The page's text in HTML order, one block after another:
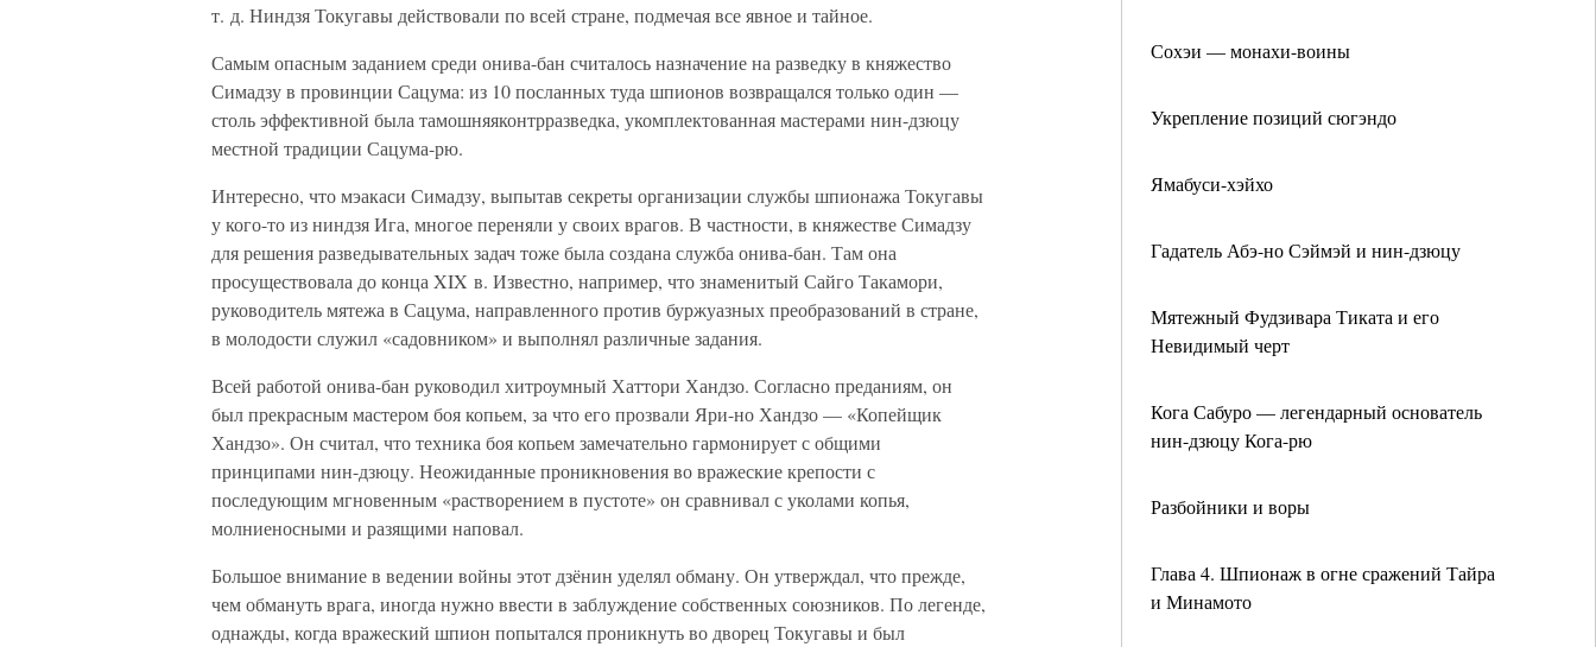
Сохэи — монахи-воины
Укрепление позиций сюгэндо
Ямабуси-хэйхо
Гадатель Абэ-но Сэймэй и нин-дзюцу
Мятежный Фудзивара Тиката и его
Невидимый черт
Кога Сабуро — легендарный основатель
нин-дзюцу Кога-рю
Разбойники и воры
Глава 4. Шпионаж в огне сражений Тайра
и Минамото
т. д. Ниндзя Токугавы действовали по всей стране, подмечая все явное и тайное.
Самым опасным заданием среди онива-бан считалось назначение на разведку в княжество
Симадзу в провинции Сацума: из 10 посланных туда шпионов возвращался только один —
столь эффективной была тамошняяконтрразведка, укомплектованная мастерами нин-дзюцу
местной традиции Сацума-рю.
Интересно, что мэакаси Симадзу, выпытав секреты организации службы шпионажа Токугавы
у кого-то из ниндзя Ига, многое переняли у своих врагов. В частности, в княжестве Симадзу
для решения разведывательных задач тоже была создана служба онива-бан. Там она
просуществовала до конца XIX в. Известно, например, что знаменитый Сайго Такамори,
руководитель мятежа в Сацума, направленного против буржуазных преобразований в стране,
в молодости служил «садовником» и выполнял различные задания.
Всей работой онива-бан руководил хитроумный Хаттори Хандзо. Согласно преданиям, он
был прекрасным мастером боя копьем, за что его прозвали Яри-но Хандзо — «Копейщик
Хандзо». Он считал, что техника боя копьем замечательно гармонирует с общими
принципами нин-дзюцу. Неожиданные проникновения во вражеские крепости с
последующим мгновенным «растворением в пустоте» он сравнивал с уколами копья,
молниеносными и разящими наповал.
Большое внимание в ведении войны этот дзёнин уделял обману. Он утверждал, что прежде,
чем обмануть врага, иногда нужно ввести в заблуждение собственных союзников. По легенде,
однажды, когда вражеский шпион попытался проникнуть во дворец Токугавы и был